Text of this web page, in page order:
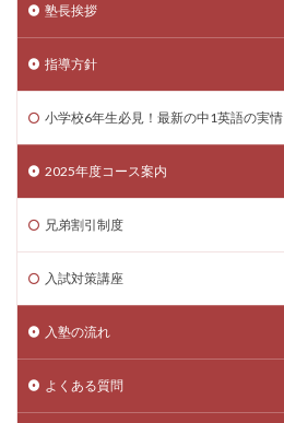
塾長挨拶
指導方針
小学校6年生必見！最新の中1英語の実情
2025年度コース案内
兄弟割引制度
入試対策講座
入塾の流れ
よくある質問